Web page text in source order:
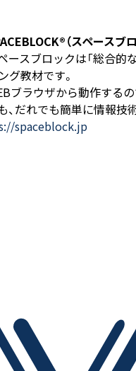
（スペースブ
ースブロックは「総合的な
グ教材です。
ブラウザから動作する
、だれでも簡単に情報技
spaceblock.jp